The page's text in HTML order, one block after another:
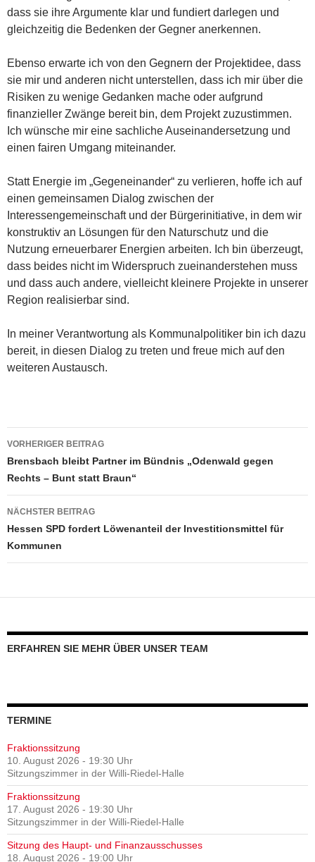
dass sie ihre Argumente klar und fundiert darlegen und
gleichzeitig die Bedenken der Gegner anerkennen.
Ebenso erwarte ich von den Gegnern der Projektidee, dass
sie mir und anderen nicht unterstellen, dass ich mir über die
Risiken zu wenige Gedanken mache oder aufgrund
finanzieller Zwänge bereit bin, dem Projekt zuzustimmen.
Ich wünsche mir eine sachliche Auseinandersetzung und
einen fairen Umgang miteinander.
Statt Energie im „Gegeneinander“ zu verlieren, hoffe ich auf
einen gemeinsamen Dialog zwischen der
Interessengemeinschaft und der Bürgerinitiative, in dem wir
konstruktiv an Lösungen für den Naturschutz und die
Nutzung erneuerbarer Energien arbeiten. Ich bin überzeugt,
dass beides nicht im Widerspruch zueinanderstehen muss
und dass auch andere, vielleicht kleinere Projekte in unserer
Region realisierbar sind.
In meiner Verantwortung als Kommunalpolitiker bin ich dazu
bereit, in diesen Dialog zu treten und freue mich auf den
weiteren Austausch.
Beitragsnavigation
VORHERIGER BEITRAG
Brensbach bleibt Partner im Bündnis „Odenwald gegen
Rechts – Bunt statt Braun“
NÄCHSTER BEITRAG
Hessen SPD fordert Löwenanteil der Investitionsmittel für
Kommunen
ERFAHREN SIE MEHR ÜBER UNSER TEAM
TERMINE
Fraktionssitzung
10. August 2026 - 19:30 Uhr
Sitzungszimmer in der Willi-Riedel-Halle
Fraktionssitzung
17. August 2026 - 19:30 Uhr
Sitzungszimmer in der Willi-Riedel-Halle
Sitzung des Haupt- und Finanzausschusses
18. August 2026 - 19:00 Uhr